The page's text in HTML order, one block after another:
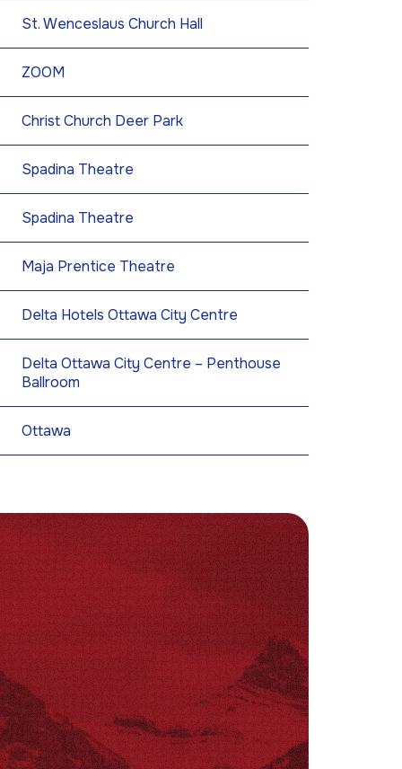
St. Wenceslaus Church Hall
ZOOM
Christ Church Deer Park
Spadina Theatre
Spadina Theatre
Maja Prentice Theatre
Delta Hotels Ottawa City Centre
Delta Ottawa City Centre – Penthouse
Ballroom
Ottawa